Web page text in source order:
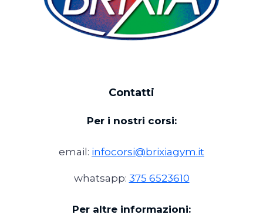
Contatti
Per i nostri corsi:
email: infocorsi@brixiagym.it
whatsapp: 375 6523610
Per altre informazioni: